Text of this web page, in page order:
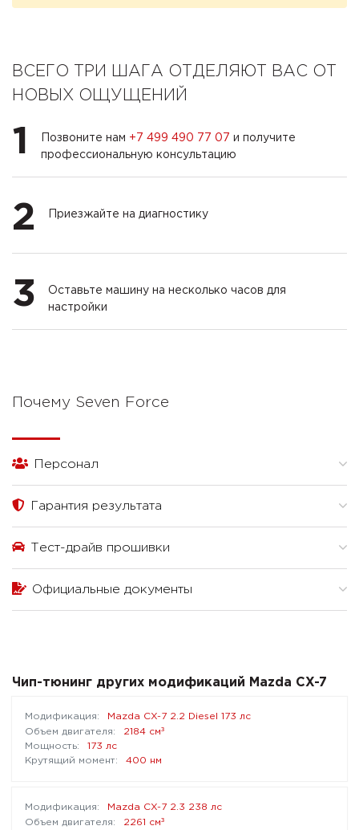
ВСЕГО ТРИ ШАГА ОТДЕЛЯЮТ ВАС ОТ
НОВЫХ ОЩУЩЕНИЙ
1 Позвоните нам +7 499 490 77 07 и получите
профессиональную консультацию
2 Приезжайте на диагностику
3
Оставьте машину на несколько часов для
настройки
Почему Seven Force
Персонал
Гарантия результата
Тест-драйв прошивки
Официальные документы
Чип-тюнинг других модификаций Mazda CX-7
Mazda CX-7 2.2 Diesel 173 лс
2184 см³
173 лс
400 нм
Mazda CX-7 2.3 238 лс
2261 см³